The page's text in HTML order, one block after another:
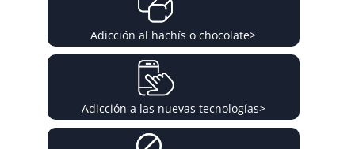
Adicción al hachís o chocolate>
Adicción a las nuevas tecnologías>